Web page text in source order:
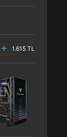
1.615 TL